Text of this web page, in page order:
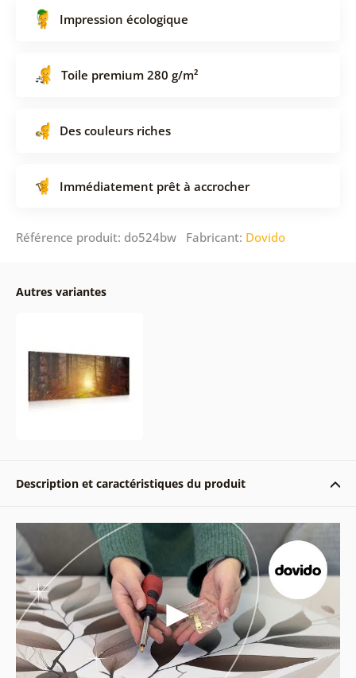
Impression écologique
Toile premium 280 g/m²
Des couleurs riches
Immédiatement prêt à accrocher
Référence produit: do524bw Fabricant: Dovido
Autres variantes
Description et caractéristiques du produit